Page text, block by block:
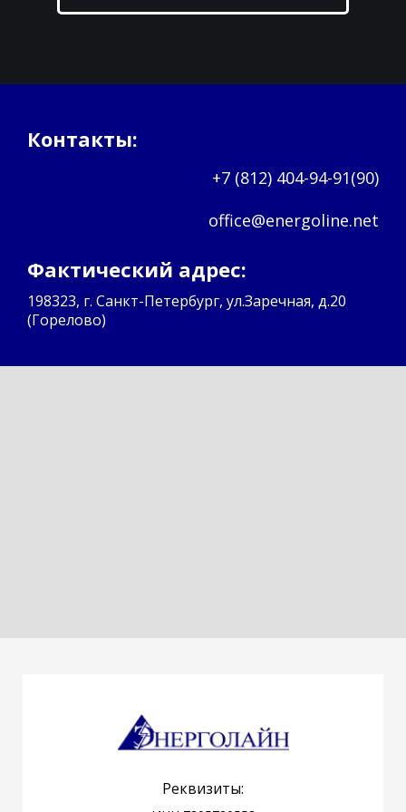
Контакты:
+7 (812) 404-94-91(90)
office@energoline.net
Фактический адрес:
198323, г. Санкт-Петербург, ул.Заречная, д.20
(Горелово)
Реквизиты: